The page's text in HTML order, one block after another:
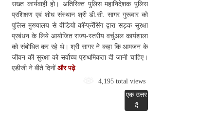
सख्त कार्यवाही हो। अतिरिक्त पुलिस महानिदेशक पुलिस
प्रशिक्षण एवं शोध संस्थान श्री डी.सी. सागर गुरूवार को
पुलिस मुख्यालय से वीडियो कॉन्फ्रेंसिंग द्वारा सड़क सुरक्षा
प्रबंधन के लिये आयोजित राज्य-स्तरीय वर्चुअल कार्यशाला
को संबोधित कर रहे थे। श्री सागर ने कहा कि आमजन के
जीवन की सुरक्षा को सर्वोच्च प्राथमिकता दी जानी चाहिए।
एडीजी ने बीते दिनों और पढ़े
4,195 total views
एक उत्तर
दें